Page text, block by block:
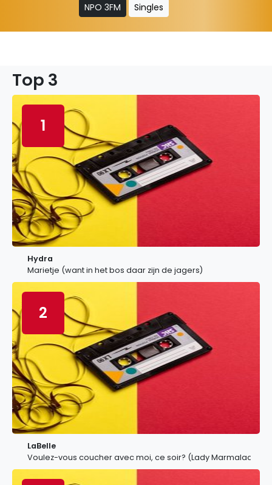
NPO 3FM Singles
Top 3
1
Hydra
Marietje (want in het bos daar zijn de jagers)
2
LaBelle
Voulez-vous coucher avec moi, ce soir? (Lady Marmalade)